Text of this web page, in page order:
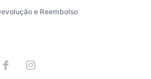
e Reembolso